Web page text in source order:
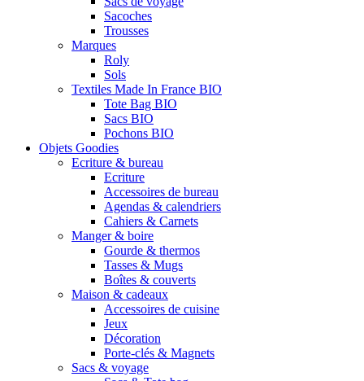
Sacoches
Trousses
Marques
Roly
Sols
Textiles Made In France BIO
Tote Bag BIO
Sacs BIO
Pochons BIO
Objets Goodies
Ecriture & bureau
Ecriture
Accessoires de bureau
Agendas & calendriers
Cahiers & Carnets
Manger & boire
Gourde & thermos
Tasses & Mugs
Boîtes & couverts
Maison & cadeaux
Accessoires de cuisine
Jeux
Décoration
Porte-clés & Magnets
Sacs & voyage